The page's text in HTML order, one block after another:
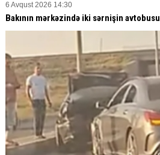
6 Avqust 2026 14:30
Bakının mərkəzində iki sərnişin avtobusu